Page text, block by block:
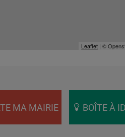
Leaflet | ©
MA MAIRIE BOÎTE À